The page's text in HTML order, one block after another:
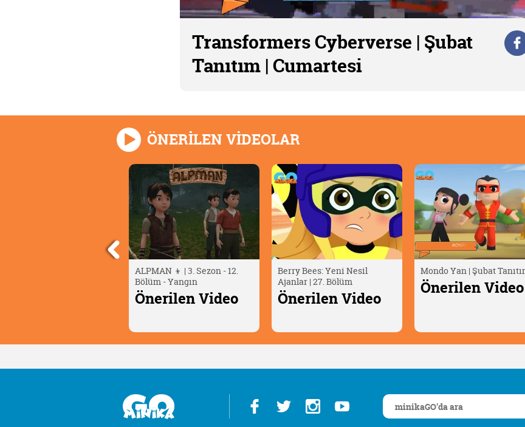
Transformers Cyberverse | Şubat
Tanıtım | Cumartesi
ÖNERİLEN VİDEOLAR
Berry Bees: Yeni Nesil
Ajanlar | 27. Bölüm
Önerilen Video
Mondo Yan | Şubat Tanıtım
Önerilen Video
Oscar Çöllerde🦎 | Timsah
Yumurtası
Önerilen Video